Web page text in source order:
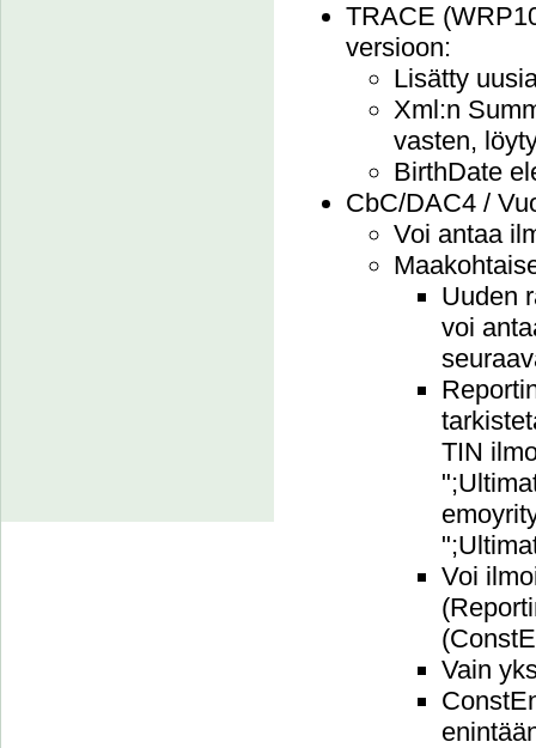
TRACE
versioon:
Lisätty
Xml:n
vasten,
BirthDate
CbC/DAC4 /
Voi antaa
Uuden
voi
TIN
Voi
Vain